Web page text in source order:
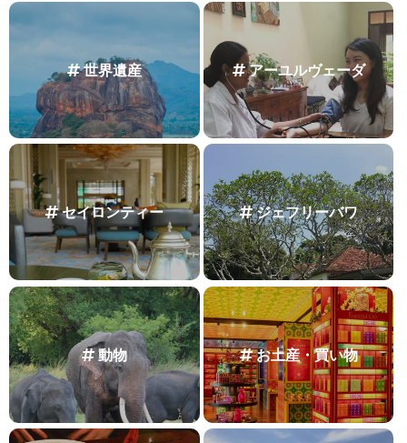
世界遺産 アーユルヴェーダ
セイロンティー ジェフリーバワ
動物 お土産・買い物